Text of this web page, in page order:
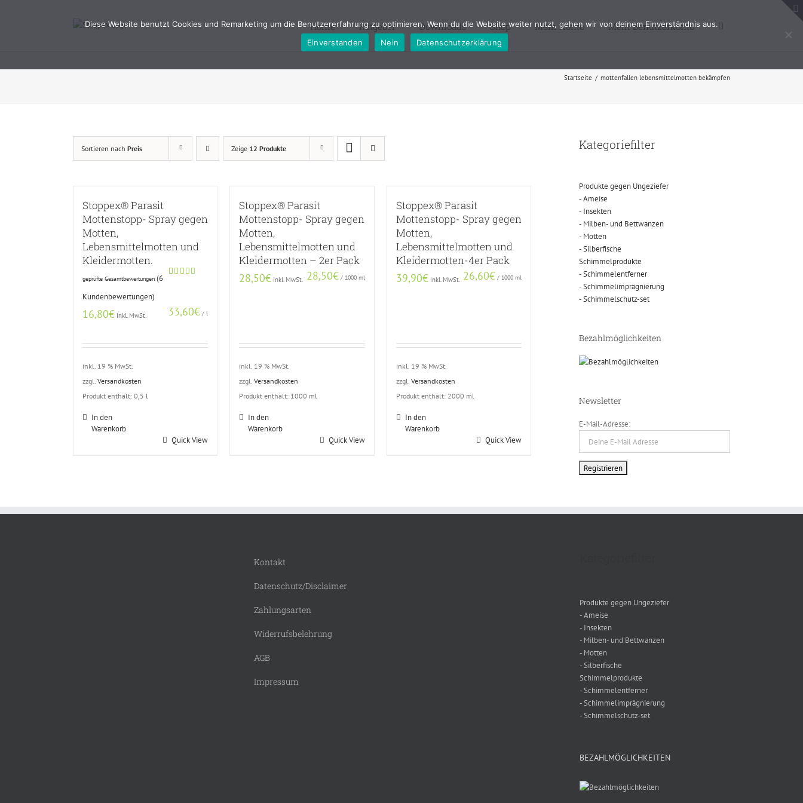
Home Ratgeber Downloads Shop Mein Konto Mein Benutzerkonto
Startseite / mottenfallen lebensmittelmotten bekämpfen
Sortieren nach Preis Zeige 12 Produkte
Stoppex® Parasit
Mottenstopp- Spray gegen
Motten,
Lebensmittelmotten und
Kleidermotten.
basierend
auf
geprüfte Gesamtbewertungen (6
Kundenbewertungen)
16,80€ inkl. MwSt. 33,60€ / l
inkl. 19 % MwSt.
zzgl. Versandkosten
Produkt enthält: 0,5 l
In den
Warenkorb
Quick View
Stoppex® Parasit
Mottenstopp- Spray gegen
Motten,
Lebensmittelmotten und
Kleidermotten – 2er Pack
28,50€ inkl. MwSt. 28,50€/ 1000 ml
inkl. 19 % MwSt.
zzgl.Versandkosten
Produkt enthält: 1000 ml
In den
Warenkorb
Quick View
Stoppex® Parasit
Mottenstopp- Spray gegen
Motten,
Lebensmittelmotten und
Kleidermotten-4er Pack
39,90€ inkl. MwSt. 26,60€/ 1000 ml
inkl. 19 % MwSt.
zzgl. Versandkosten
Produkt enthält: 2000 ml
In den
Warenkorb
Quick View
Kategoriefilter
Produkte gegen Ungeziefer
- Ameise
- Insekten
- Milben- und Bettwanzen
- Motten
- Silberfische
Schimmelprodukte
- Schimmelentferner
- Schimmelimprägnierung
- Schimmelschutz-set
Bezahlmöglichkeiten
Newsletter
E-Mail-Adresse:
Kontakt
Datenschutz/Disclaimer
Zahlungsarten
Widerrufsbelehrung
AGB
Impressum
Produkte gegen Ungeziefer
- Ameise
- Insekten
- Milben- und Bettwanzen
- Motten
- Silberfische
Schimmelprodukte
- Schimmelentferner
- Schimmelimprägnierung
- Schimmelschutz-set
BEZAHLMÖGLICHKEITEN
Diese Website benutzt Cookies und Remarketing um die Benutzererfahrung zu optimieren. Wenn du die Website weiter nutzt, gehen wir von deinem Einverständnis aus.
Einverstanden
Nein Datenschutzerklärung